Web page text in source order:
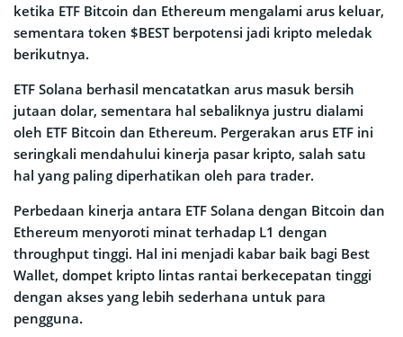
ketika ETF Bitcoin dan Ethereum mengalami arus keluar,
sementara token $BEST berpotensi jadi kripto meledak
berikutnya.
ETF Solana berhasil mencatatkan arus masuk bersih
jutaan dolar, sementara hal sebaliknya justru dialami
oleh ETF Bitcoin dan Ethereum. Pergerakan arus ETF ini
seringkali mendahului kinerja pasar kripto, salah satu
hal yang paling diperhatikan oleh para trader.
Perbedaan kinerja antara ETF Solana dengan Bitcoin dan
Ethereum menyoroti minat terhadap L1 dengan
throughput tinggi. Hal ini menjadi kabar baik bagi Best
Wallet, dompet kripto lintas rantai berkecepatan tinggi
dengan akses yang lebih sederhana untuk para
pengguna.